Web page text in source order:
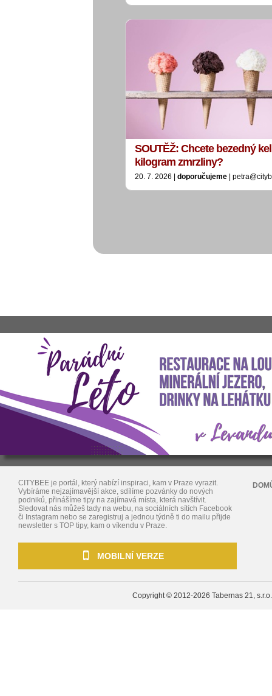
SOUTĚŽ: Chcete bezedný
kilogram zmrzliny?
20. 7. 2026 | doporučujeme |
CITYBEE je portál, který nabízí inspiraci, kam v Praze vyrazit.
Vybíráme nejzajímavější akce, sdílíme pozvánky do nových
podniků, přinášíme tipy na zajímavá místa, která navštívit.
Sledovat nás můžeš tady na webu, na sociálních sítích Facebook
či Instagram nebo se zaregistruj a jednou týdně ti do mailu přijde
newsletter s TOP tipy, kam o víkendu v Praze.
MOBILNÍ VERZE
Copyright © 2012-2026 Tabernas 21, s.r.o.